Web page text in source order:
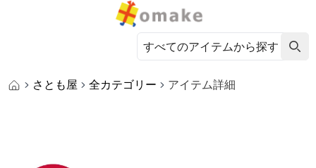
さとも屋 全カテゴリー アイテム詳細